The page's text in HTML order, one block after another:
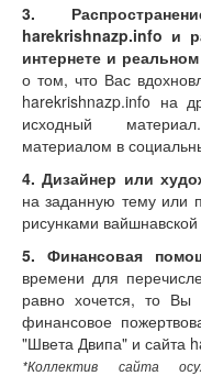
3.
harekrishnazp.info и
интернете и
о том, что Вас
harekrishnazp.info на
исходный
материалом в
4. Дизайнер или
на заданную тему или
рисунками вайшнавской
5. Финансовая
времени для
равно хочется, то Вы
финансовое
"Швета Двипа" и сайта
*Коллектив сайта